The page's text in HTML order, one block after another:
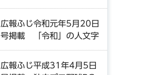
広報ふじ令和元年5月20日
号掲載 「令和」の人文字
広報ふじ平成31年4月5日